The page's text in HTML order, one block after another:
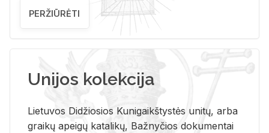
PERŽIŪRĖTI
Unijos kolekcija
Lietuvos Didžiosios Kunigaikštystės unitų, arba
graikų apeigų katalikų, Bažnyčios dokumentai